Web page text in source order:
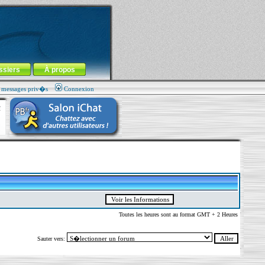
À propos
priv�s Connexion
Toutes les heures sont au format GMT + 2 Heures
Sauter vers: